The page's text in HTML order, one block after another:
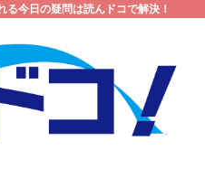
今日の疑問は読んドコで解決！